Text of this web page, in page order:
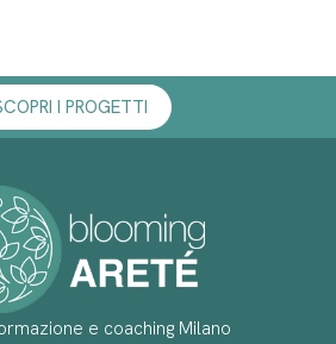
I PROGETTI
e coaching Milano